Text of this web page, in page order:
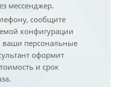
мессенджер.
сообщите
конфигурации
ваши персональные
оформит
и срок